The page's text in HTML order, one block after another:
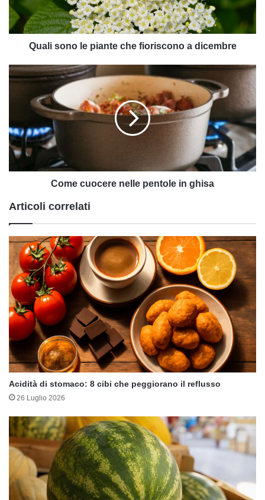
a
dicembre
Quali sono le piante che fioriscono a dicembre
Come
cuocere
pentole
ghisa
Come cuocere nelle pentole in ghisa
Articoli correlati
Acidità di stomaco: 8 cibi che peggiorano il reflusso
26 Luglio 2026